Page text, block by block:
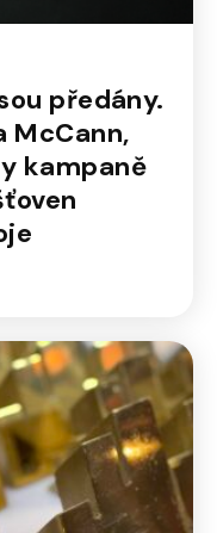
předány.
McCann,
kampaně